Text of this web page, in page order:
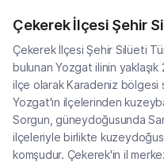
Çekerek İlçesi Şehir
Çekerek İlçesi Şehir Silüeti
bulunan Yozgat ilinin
ilçe olarak Karadeniz bölgesi
Yozgat'ın ilçelerinden
Sorgun, güneydoğusunda
ilçeleriyle birlikte
komşudur. Çekerek'in il